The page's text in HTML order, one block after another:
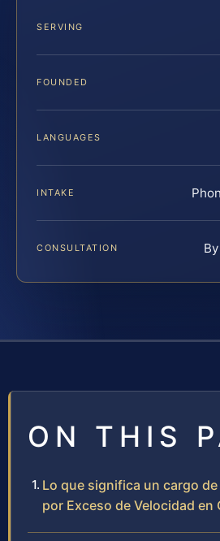
SERVING
FOUNDED
LANGUAGES
INTAKE
CONSULTATION
ON THIS
Lo que significa un cargo
por Exceso de Velocidad en